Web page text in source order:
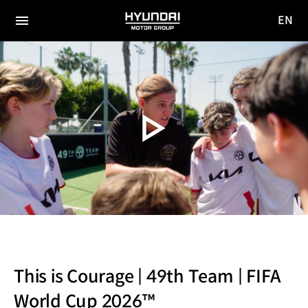
전체
HYUNDAI
MOTOR
GROUP
사이
이동
EN
This is Courage | 49th Team | FIFA
World Cup 2026™